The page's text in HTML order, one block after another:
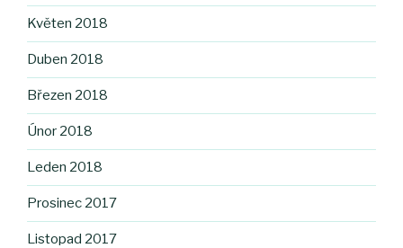
Květen 2018
Duben 2018
Březen 2018
Únor 2018
Leden 2018
Prosinec 2017
Listopad 2017